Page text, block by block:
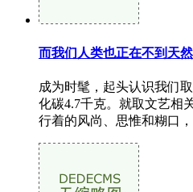
而我们人类也正在不到天
成为时髦，起头认识我们
化碳4.7千克。就取文艺相
行着的风尚、思惟和糊口